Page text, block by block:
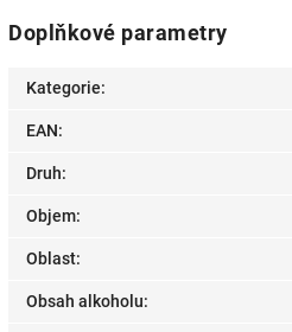
Doplňkové parametry
Kategorie:
EAN:
Druh:
Objem:
Oblast:
Obsah alkoholu: